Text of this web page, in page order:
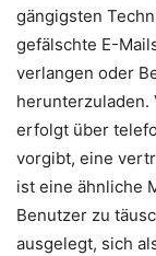
gängigsten
gefälschte E-
verlangen oder
herunterzuladen.
erfolgt über
vorgibt, eine
ist eine ähnliche
Benutzer zu
ausgelegt, sich